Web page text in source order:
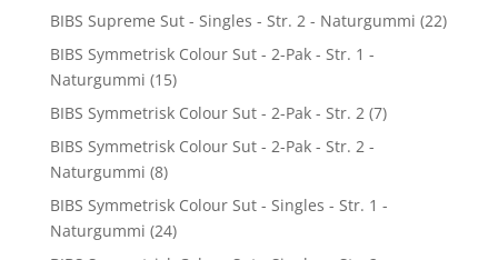
BIBS Supreme Sut - Singles - Str. 2 - Naturgummi (22)
BIBS Symmetrisk Colour Sut - 2-Pak - Str. 1 -
Naturgummi (15)
BIBS Symmetrisk Colour Sut - 2-Pak - Str. 2 (7)
BIBS Symmetrisk Colour Sut - 2-Pak - Str. 2 -
Naturgummi (8)
BIBS Symmetrisk Colour Sut - Singles - Str. 1 -
Naturgummi (24)